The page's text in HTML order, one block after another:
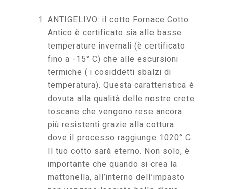
ANTIGELIVO: il cotto Fornace Cotto
Antico è certificato sia alle basse
temperature invernali (è certificato
fino a -15° C) che alle escursioni
termiche ( i cosiddetti sbalzi di
temperatura). Questa caratteristica è
dovuta alla qualità delle nostre crete
toscane che vengono rese ancora
più resistenti grazie alla cottura
dove il processo raggiunge 1020° C.
Il tuo cotto sarà eterno. Non solo, è
importante che quando si crea la
mattonella, all’interno dell’impasto